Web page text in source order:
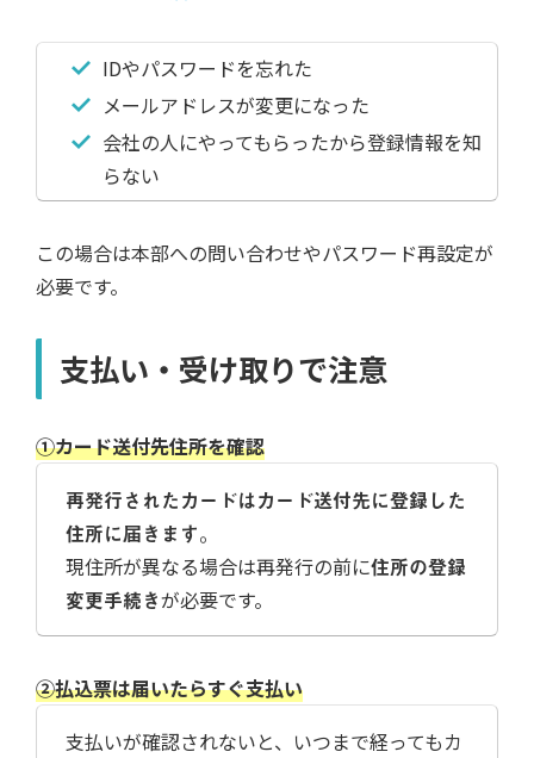
IDやパスワードを忘れた
メールアドレスが変更になった
会社の人にやってもらったから登録情報を知
らない
この場合は本部への問い合わせやパスワード再設定が
必要です。
支払い・受け取りで注意
①カード送付先住所を確認
再発行されたカードはカード送付先に登録した
住所に届きます。
現住所が異なる場合は再発行の前に住所の登録
変更手続きが必要です。
②払込票は届いたらすぐ支払い
支払いが確認されないと、いつまで経ってもカ